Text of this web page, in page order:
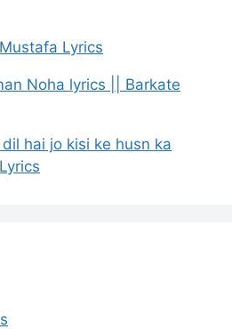
Lyrics
Noha lyrics || Barkate
hai jo kisi ke husn ka